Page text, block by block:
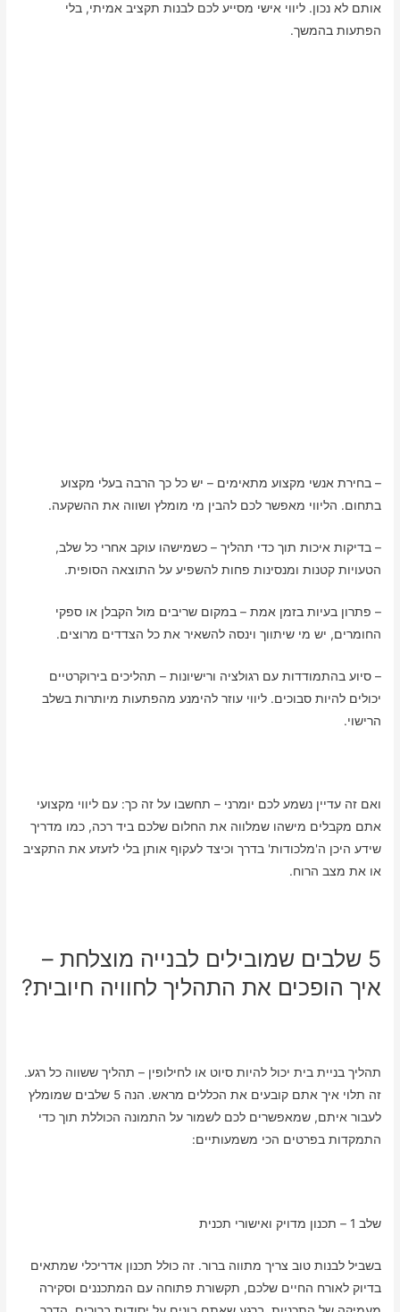
אותם לא נכון. ליווי אישי מסייע לכם לבנות תקציב אמיתי, בלי
הפתעות בהמשך.
– בחירת אנשי מקצוע מתאימים – יש כל כך הרבה בעלי מקצוע
בתחום. הליווי מאפשר לכם להבין מי מומלץ ושווה את ההשקעה.
– בדיקות איכות תוך כדי תהליך – כשמישהו עוקב אחרי כל שלב,
הטעויות קטנות ומנסינות פחות להשפיע על התוצאה הסופית.
– פתרון בעיות בזמן אמת – במקום שריבים מול הקבלן או ספקי
החומרים, יש מי שיתווך וינסה להשאיר את כל הצדדים מרוצים.
– סיוע בהתמודדות עם רגולציה ורישיונות – תהליכים בירוקרטיים
יכולים להיות סבוכים. ליווי עוזר להימנע מהפתעות מיותרות בשלב
הרישוי.
ואם זה עדיין נשמע לכם יומרני – תחשבו על זה כך: עם ליווי מקצועי
אתם מקבלים מישהו שמלווה את החלום שלכם ביד רכה, כמו מדריך
שידע היכן ה'מלכודות' בדרך וכיצד לעקוף אותן בלי לזעזע את התקציב
או את מצב הרוח.
5 שלבים שמובילים לבנייה מוצלחת –
איך הופכים את התהליך לחוויה חיובית?
תהליך בניית בית יכול להיות סיוט או לחילופין – תהליך ששווה כל רגע.
זה תלוי איך אתם קובעים את הכללים מראש. הנה 5 שלבים שמומלץ
לעבור איתם, שמאפשרים לכם לשמור על התמונה הכוללת תוך כדי
התמקדות בפרטים הכי משמעותיים:
שלב 1 – תכנון מדויק ואישורי תכנית
בשביל לבנות טוב צריך מתווה ברור. זה כולל תכנון אדריכלי שמתאים
בדיוק לאורח החיים שלכם, תקשורת פתוחה עם המתכננים וסקירה